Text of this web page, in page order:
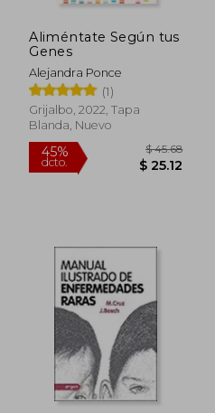
40%
Aliméntate Según tus
Genes
Alejandra Ponce
(1)
Grijalbo, 2022, Tapa
Blanda, Nuevo